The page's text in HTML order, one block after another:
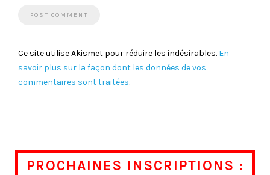
Ce site utilise Akismet pour réduire les indésirables. En
savoir plus sur la façon dont les données de vos
commentaires sont traitées.
PROCHAINES INSCRIPTIONS :